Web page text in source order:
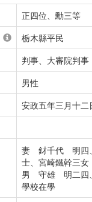
正四位、勳三等
栃木縣平民
判事、大審院判事
男性
安政五年三月十二
妻 釮千代 明四、
士、宮崎鐵幹三女
男 守雄 明二四
學校在學